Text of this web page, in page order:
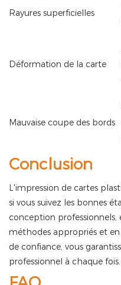
Rayures superficielles
Déformation de la carte
Mauvaise coupe des bords
Conclusion
L'impression de cartes
si vous suivez les bonnes
conception professionnels,
méthodes appropriés et
de confiance, vous
professionnel à chaque fois.